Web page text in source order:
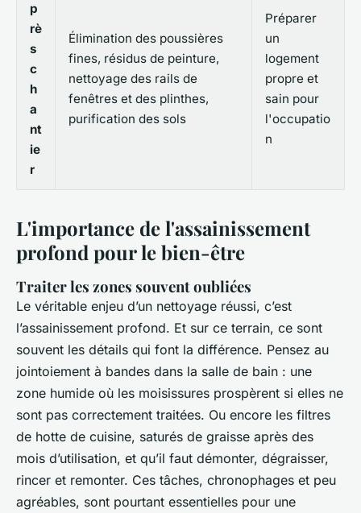
p
rè
s
c
h
a
nt
ie
r
Élimination des poussières
fines, résidus de peinture,
nettoyage des rails de
fenêtres et des plinthes,
purification des sols
Préparer
un
logement
propre et
sain pour
l'occupatio
n
L'importance de l'assainissement
profond pour le bien-être
Traiter les zones souvent oubliées
Le véritable enjeu d’un nettoyage réussi, c’est
l’assainissement profond. Et sur ce terrain, ce sont
souvent les détails qui font la différence. Pensez au
jointoiement à bandes dans la salle de bain : une
zone humide où les moisissures prospèrent si elles ne
sont pas correctement traitées. Ou encore les filtres
de hotte de cuisine, saturés de graisse après des
mois d’utilisation, et qu’il faut démonter, dégraisser,
rincer et remonter. Ces tâches, chronophages et peu
agréables, sont pourtant essentielles pour une